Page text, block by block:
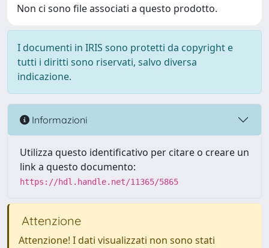
Non ci sono file associati a questo prodotto.
I documenti in IRIS sono protetti da copyright e
tutti i diritti sono riservati, salvo diversa
indicazione.
Informazioni
Utilizza questo identificativo per citare o creare un
link a questo documento:
https://hdl.handle.net/11365/5865
Attenzione
Attenzione! I dati visualizzati non sono stati